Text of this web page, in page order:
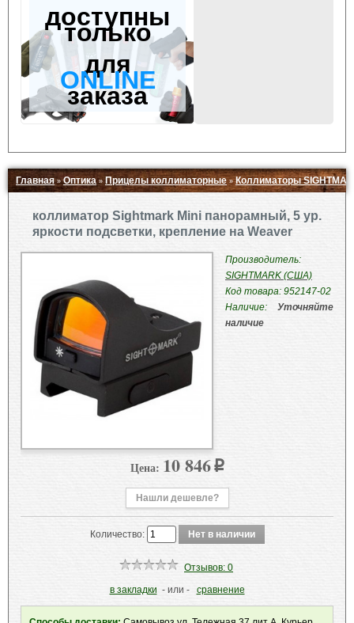
доступны
только
для
ONLINE
заказа
Главная»Оптика » Прицелы коллиматорные »Коллиматоры
коллиматор Sightmark Mini панорамный, 5 ур.
яркости подсветки, крепление на Weaver
Производитель:
SIGHTMARK (США)
Код товара: 952147-02
Наличие: Уточняйте
наличие
Цена: 10 846p
Нашли дешевле?
Количество:
Отзывов: 0
в закладки - или - сравнение